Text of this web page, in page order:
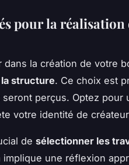
pour la
dans la création de votre
structure. Ce choix est
perçus. Optez pour
votre identité de
de sélectionner les
implique une réflexion